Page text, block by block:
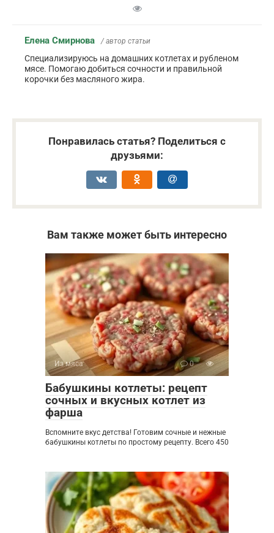
Елена Смирнова / автор статьи
Специализируюсь на домашних котлетах и рубленом
мясе. Помогаю добиться сочности и правильной
корочки без масляного жира.
Понравилась статья? Поделиться с
друзьями:
Вам также может быть интересно
Из мяса 0
Бабушкины котлеты: рецепт
сочных и вкусных котлет из
фарша
Вспомните вкус детства! Готовим сочные и нежные
бабушкины котлеты по простому рецепту. Всего 450